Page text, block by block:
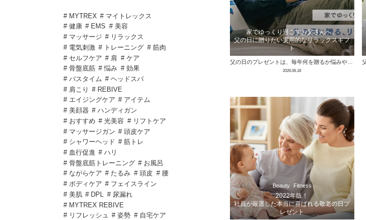
# MYTREX # マイトレックス
# 健康 # EMS # 美容
# マッサージ # リラックス
# 電気刺激 # トレーニング # 筋肉
# セルフケア # 肩 # ケア
# 骨盤底筋 # 悩み # 効果
# バスタイム # ヘッドスパ
# 肩こり
# REBIVE
# エイジングケア # アイテム
# 美顔器 # ハンディガン
# おすすめ # 光美容 # リフトケア
# マッサージガン # 頭皮ケア
# シャワーヘッド # 筋トレ
# 血行促進 # ハリ
# 骨盤底筋トレーニング # お風呂
# ながらケア # たるみ # 頭皮 # 腰
# ボディケア # フェイスライン
# 美肌 # DPL
# 尿漏れ
# MYTREX REBIVE
# リフレッシュ # 姿勢 # 自宅ケア
家でゆっくり過ごすお父さんへ。
父の日に贈りたい実用的なリラックスギフ
ト
2026.06.18
Beauty Fitness
2022年版！
社員が厳選した本当に喜ばれる敬老の日プ
レゼント